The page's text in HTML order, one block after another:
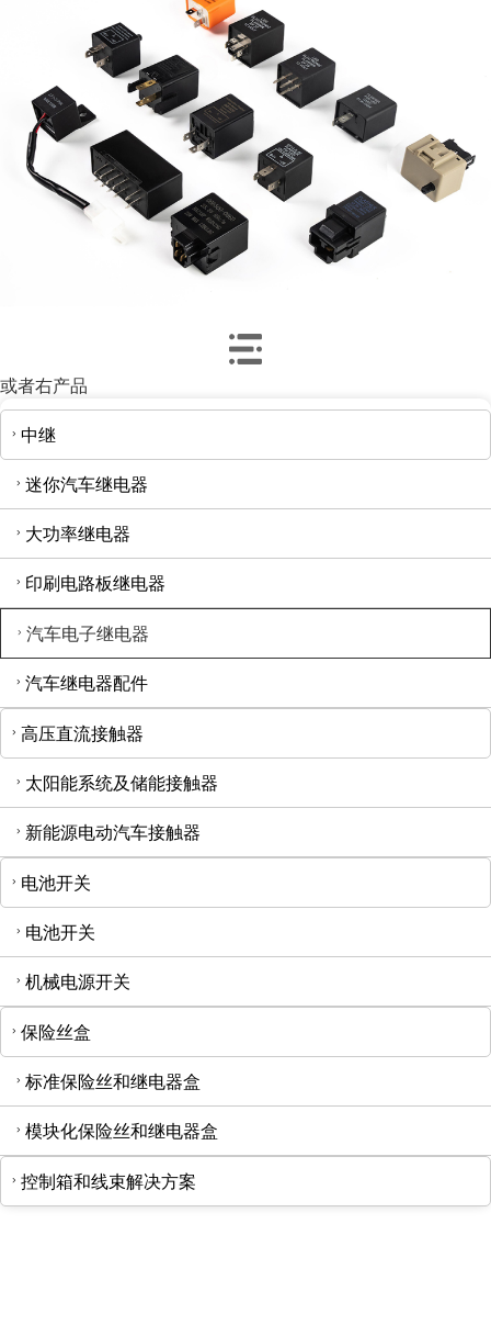
或者右产品
中继
迷你汽车继电器
大功率继电器
印刷电路板继电器
汽车电子继电器
汽车继电器配件
高压直流接触器
太阳能系统及储能接触器
新能源电动汽车接触器
电池开关
电池开关
机械电源开关
保险丝盒
标准保险丝和继电器盒
模块化保险丝和继电器盒
控制箱和线束解决方案